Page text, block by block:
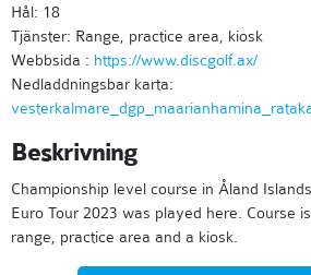
Hål: 18
Tjänster: Range, practice area, kiosk
Webbsida : https://www.discgolf.ax/
Nedladdningsbar karta:
Beskrivning
Championship level course in Åland
Euro Tour 2023 was played here. Course
range, practice area and a kiosk.